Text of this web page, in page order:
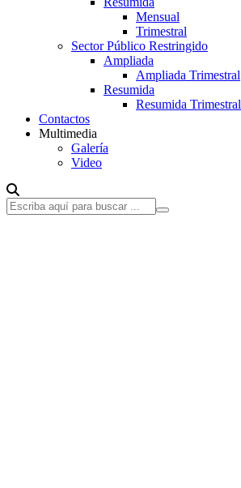
Mensual
Trimestral
Sector Público Restringido
Ampliada
Ampliada Trimestral
Resumida
Resumida Trimestral
Contactos
Multimedia
Galería
Video